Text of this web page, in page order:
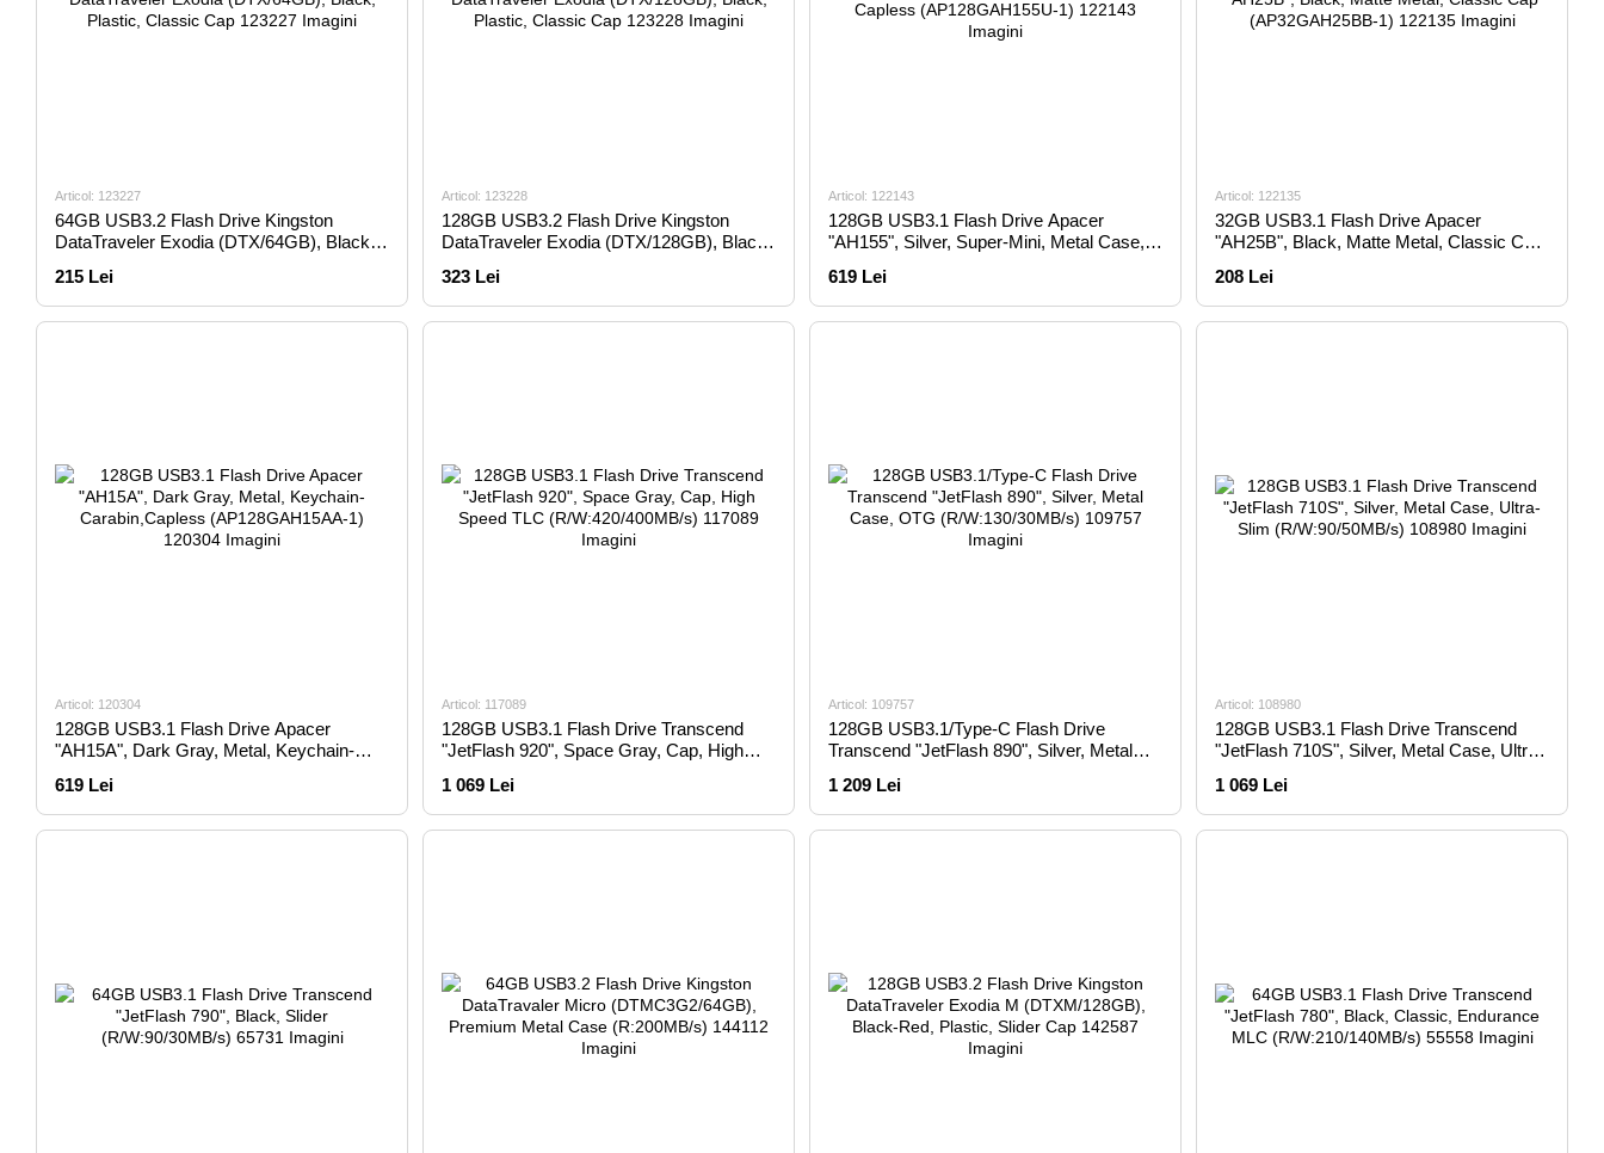
Articol: 123227
64GB USB3.2 Flash Drive Kingston
DataTraveler Exodia (DTX/64GB), Black,
215 Lei
Articol: 123228
128GB USB3.2 Flash Drive Kingston
DataTraveler Exodia (DTX/128GB), Black,
323 Lei
Articol: 122143
128GB USB3.1 Flash Drive Apacer
"AH155", Silver, Super-Mini, Metal Case,
619 Lei
Articol: 122135
32GB USB3.1 Flash Drive Apacer
"AH25B", Black, Matte Metal, Classic Cap
208 Lei
Articol: 120304
128GB USB3.1 Flash Drive Apacer
"AH15A", Dark Gray, Metal, Keychain-
619 Lei
Articol: 117089
128GB USB3.1 Flash Drive Transcend
"JetFlash 920", Space Gray, Cap, High
1 069 Lei
Articol: 109757
128GB USB3.1/Type-C Flash Drive
Transcend "JetFlash 890", Silver, Metal
1 209 Lei
Articol: 108980
128GB USB3.1 Flash Drive Transcend
"JetFlash 710S", Silver, Metal Case, Ultra-
1 069 Lei